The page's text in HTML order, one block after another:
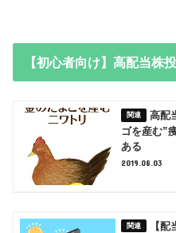
【初心者向け】高配当株
高配
ゴを産む”
ある
2019.08.03
【